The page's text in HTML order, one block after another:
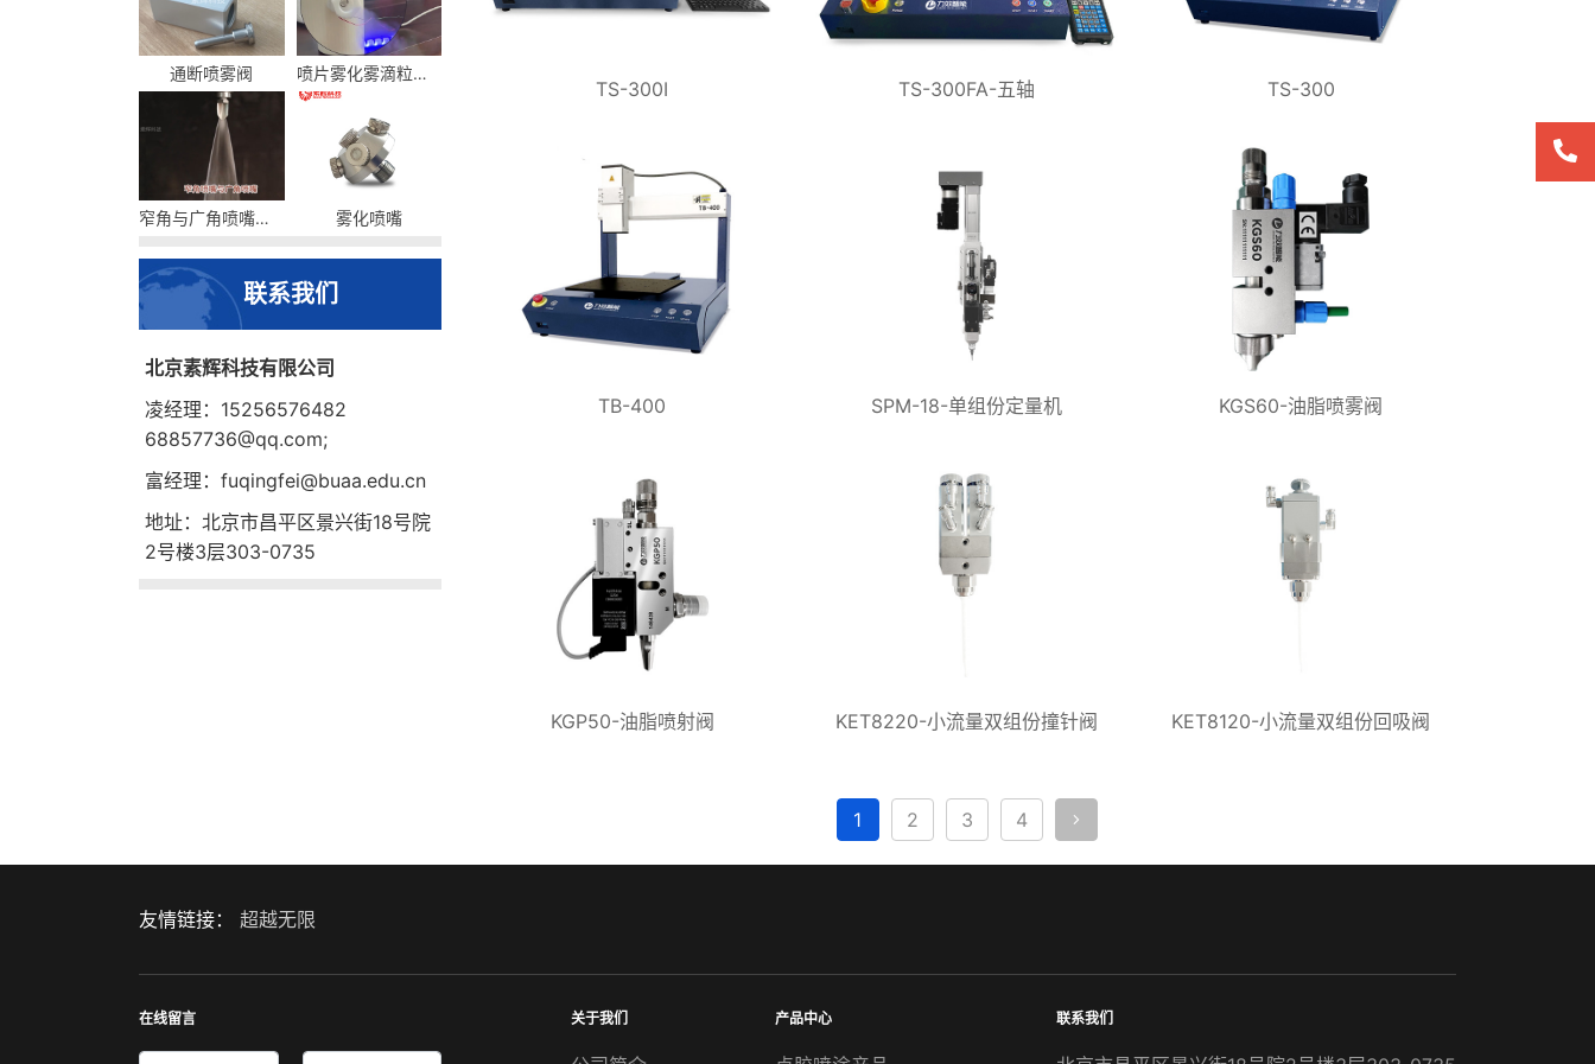
通断喷雾阀 喷片雾化雾滴粒径及流量
窄角与广角喷嘴的区别 雾化喷嘴
联系我们
北京素辉科技有限公司
凌经理：15256576482
68857736@qq.com;
富经理：fuqingfei@buaa.edu.cn
地址：北京市昌平区景兴街18号院
2号楼3层303-0735
TS-300I TS-300FA-五轴 TS-300
TB-400 SPM-18-单组份定量机 KGS60-油脂喷雾阀
KGP50-油脂喷射阀 KET8220-小流量双组份撞针阀 KET8120-小流量双组份回吸阀
1 2 3 4
友情链接： 超越无限
在线留言 关于我们 产品中心 联系我们